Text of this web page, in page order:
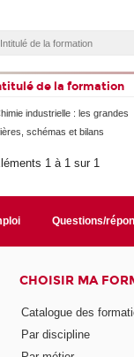
de la formation
industrielle : les grandes
schémas et bilans
1 à 1 sur 1
Questions/
CHOISIR MA
Catalogue des
Par discipline